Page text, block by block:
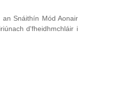
Snáithín Mód Aonair
d'fheidhmchláir i